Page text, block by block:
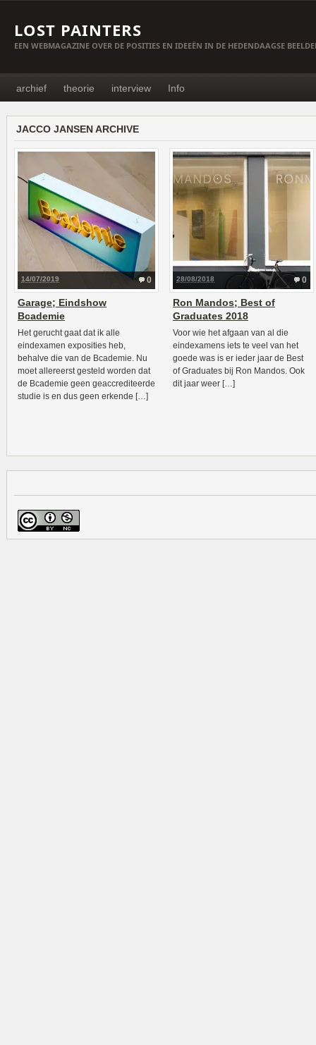
LOST PAINTERS
EEN WEBMAGAZINE OVER DE POSITIES EN IDEEËN IN DE HEDENDAAGSE
archief theorie interview Info
JACCO JANSEN ARCHIVE
0
14/07/2019
Garage; Eindshow
Bcademie
Het gerucht gaat dat ik alle
eindexamen exposities heb,
behalve die van de Bcademie. Nu
moet allereerst gesteld worden dat
de Bcademie geen geaccrediteerde
studie is en dus geen erkende […]
0
28/08/2018
Ron Mandos; Best of
Graduates 2018
Voor wie het afgaan van al die
eindexamens iets te veel van het
goede was is er ieder jaar de Best
of Graduates bij Ron Mandos. Ook
dit jaar weer […]